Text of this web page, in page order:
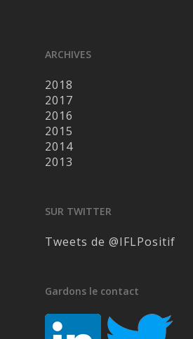
ARCHIVES
2018
2017
2016
2015
2014
2013
SUR TWITTER
Tweets de @IFLPositif
Gardons le contact